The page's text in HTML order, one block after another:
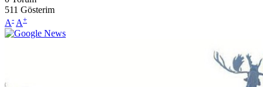
511 Gösterim
A- A+